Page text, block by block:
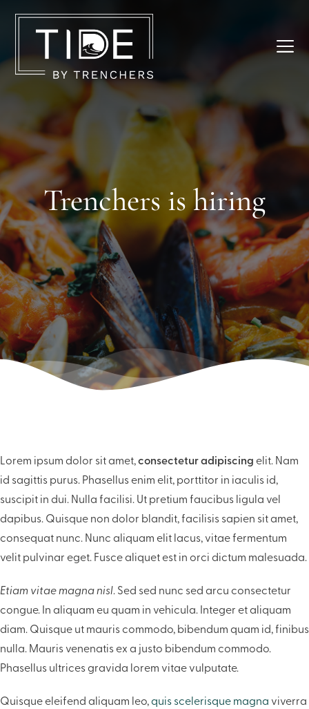
Trenchers is hiring
Lorem ipsum dolor sit amet,consectetur adipiscing elit. Nam
id sagittis purus. Phasellus enim elit, porttitor in iaculis id,
suscipit in dui. Nulla facilisi. Ut pretium faucibus ligula vel
dapibus. Quisque non dolor blandit, facilisis sapien sit amet,
consequat nunc. Nunc aliquam elit lacus, vitae fermentum
velit pulvinar eget. Fusce aliquet est in orci dictum malesuada.
Etiam vitae magna nisl. Sed sed nunc sed arcu consectetur
congue. In aliquam eu quam in vehicula. Integer et aliquam
diam. Quisque ut mauris commodo, bibendum quam id, finibus
nulla. Mauris venenatis ex a justo bibendum commodo.
Phasellus ultrices gravida lorem vitae vulputate.
Quisque eleifend aliquam leo,quis scelerisque magna viverra